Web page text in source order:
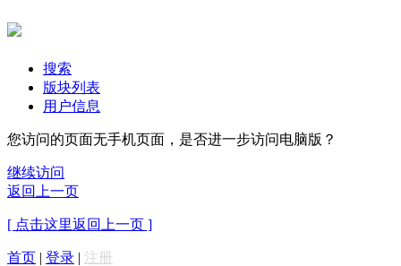
搜索
版块列表
用户信息
您访问的页面无手机页面，是否进一步访问电脑版？
继续访问
返回上一页
[ 点击这里返回上一页 ]
首页 | 登录 | 注册